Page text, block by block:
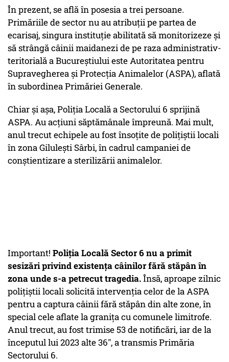
În prezent, se află în posesia a trei persoane.
Primăriile de sector nu au atribuții pe partea de
ecarisaj, singura instituție abilitată să monitorizeze și
să strângă câinii maidanezi de pe raza administrativ-
teritorială a Bucureștiului este Autoritatea pentru
Supravegherea și Protecția Animalelor (ASPA), aflată
în subordinea Primăriei Generale.
Chiar și așa, Poliția Locală a Sectorului 6 sprijină
ASPA. Au acțiuni săptămânale împreună. Mai mult,
anul trecut echipele au fost însoțite de polițiștii locali
în zona Gilulești Sârbi, în cadrul campaniei de
conștientizare a sterilizării animalelor.
Important! Poliția Locală Sector 6 nu a primit
sesizări privind existența câinilor fără stăpân în
zona unde s-a petrecut tragedia.Însă, aproape zilnic
polițiștii locali solicită intervenția celor de la ASPA
pentru a captura câinii fără stăpân din alte zone, în
special cele aflate la granița cu comunele limitrofe.
Anul trecut, au fost trimise 53 de notificări, iar de la
începutul lui 2023 alte 36", a transmis Primăria
Sectorului 6.